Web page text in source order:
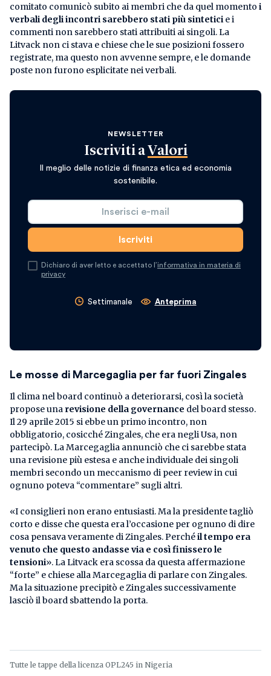
comitato comunicò subito ai membri che da quel momento i
verbali degli incontri sarebbero stati più sintetici e i
commenti non sarebbero stati attribuiti ai singoli. La
Litvack non ci stava e chiese che le sue posizioni fossero
registrate, ma questo non avvenne sempre, e le domande
poste non furono esplicitate nei verbali.
NEWSLETTER
Iscriviti a Valori
Il meglio delle notizie di finanza etica ed economia
sostenibile.
Dichiaro di aver letto e accettato l’informativa in materia di
privacy
Settimanale Anteprima
Le mosse di Marcegaglia per far fuori Zingales
Il clima nel board continuò a deteriorarsi, così la società
propose una revisione della governance del board stesso.
Il 29 aprile 2015 si ebbe un primo incontro, non
obbligatorio, cosicché Zingales, che era negli Usa, non
partecipò. La Marcegaglia annunciò che ci sarebbe stata
una revisione più estesa e anche individuale dei singoli
membri secondo un meccanismo di peer review in cui
ognuno poteva “commentare” sugli altri.
«I consiglieri non erano entusiasti. Ma la presidente tagliò
corto e disse che questa era l’occasione per ognuno di dire
cosa pensava veramente di Zingales. Perchéil tempo era
venuto che questo andasse via e così finissero le
tensioni». La Litvack era scossa da questa affermazione
“forte” e chiese alla Marcegaglia di parlare con Zingales.
Ma la situazione precipitò e Zingales successivamente
lasciò il board sbattendo la porta.
Tutte le tappe della licenza OPL245 in Nigeria